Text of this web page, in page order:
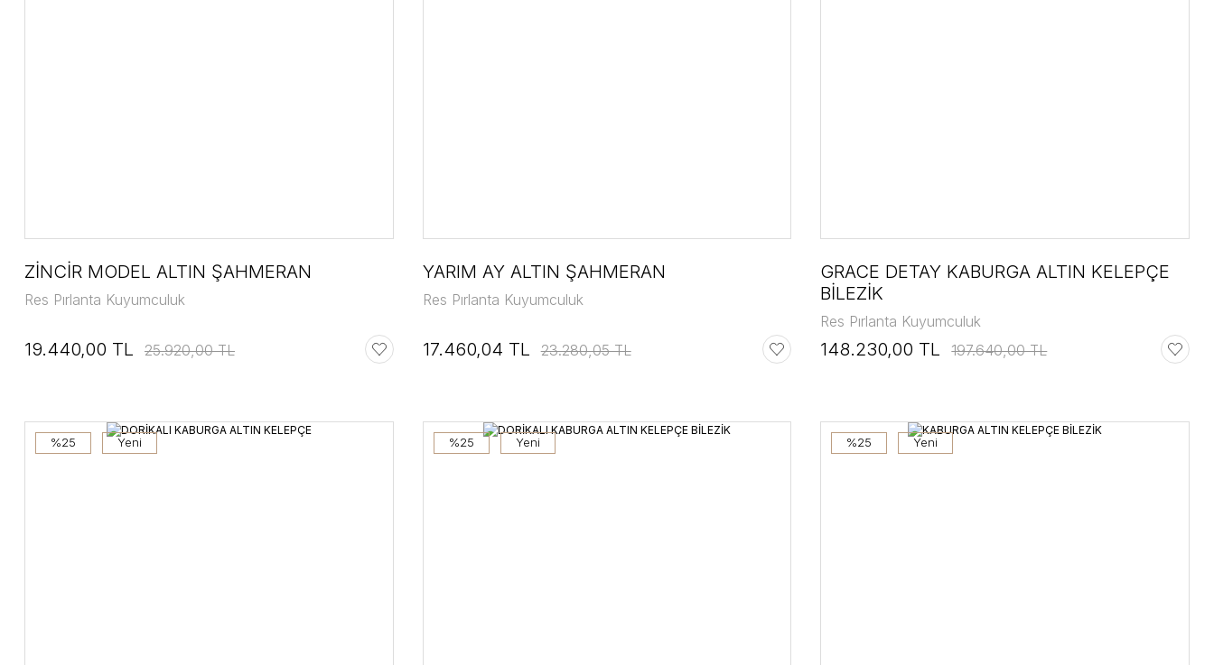
ZİNCİR MODEL ALTIN ŞAHMERAN
Res Pırlanta Kuyumculuk
19.440,00 TL 25.920,00 TL
YARIM AY ALTIN ŞAHMERAN
Res Pırlanta Kuyumculuk
17.460,04 TL 23.280,05 TL
GRACE DETAY KABURGA ALTIN KELEPÇE
BİLEZİK
Res Pırlanta Kuyumculuk
148.230,00 TL 197.640,00 TL
%25 Yeni %25 Yeni %25 Yeni